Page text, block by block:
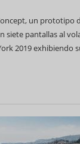
un prototipo
siete pantallas al
2019 exhibiendo